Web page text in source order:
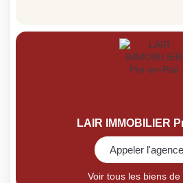
LAIR IMMOBILIER
Appeler l'agence
Voir tous les biens